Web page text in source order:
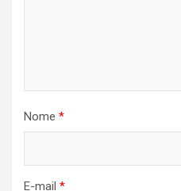
Nome *
E-mail *